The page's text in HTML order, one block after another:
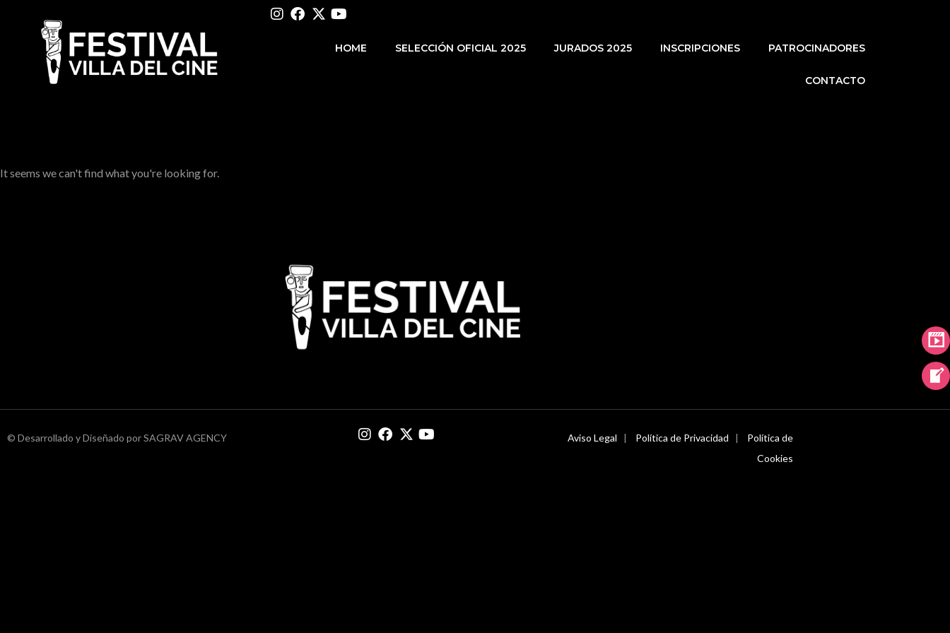
HOME SELECCIÓN OFICIAL 2025 JURADOS 2025 INSCRIPCIONES PATROCINADORES
CONTACTO
It seems we can't find what you're looking for.
© Desarrollado y Diseñado por SAGRAV AGENCY Aviso Legal | Política de Privacidad |
Política de
Cookies